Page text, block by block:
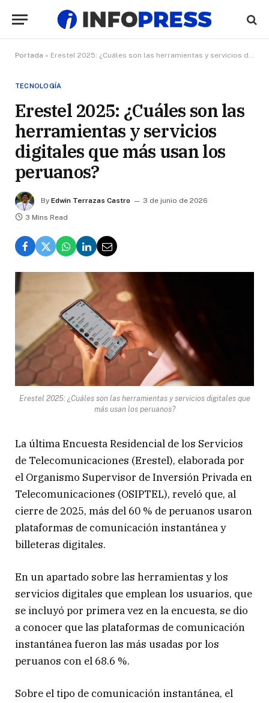
Portada » Erestel 2025: ¿Cuáles son las herramientas y servicios digitales que más usan los peruanos?
TECNOLOGÍA
Erestel 2025: ¿Cuáles son las
herramientas y servicios
digitales que más usan los
peruanos?
By Edwin Terrazas Castro
3 de junio de 2026
3 Mins Read
Erestel 2025: ¿Cuáles son las herramientas y servicios digitales que
más usan los peruanos?
La última Encuesta Residencial de los Servicios
de Telecomunicaciones (Erestel), elaborada por
el Organismo Supervisor de Inversión Privada en
Telecomunicaciones (OSIPTEL), reveló que, al
cierre de 2025, más del 60 % de peruanos usaron
plataformas de comunicación instantánea y
billeteras digitales.
En un apartado sobre las herramientas y los
servicios digitales que emplean los usuarios, que
se incluyó por primera vez en la encuesta, se dio
a conocer que las plataformas de comunicación
instantánea fueron las más usadas por los
peruanos con el 68.6 %.
Sobre el tipo de comunicación instantánea, el